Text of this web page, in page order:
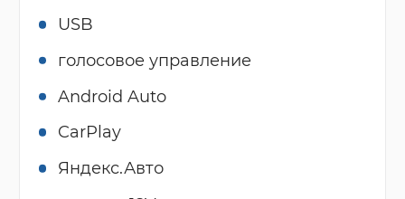
USB
голосовое управление
Android Auto
CarPlay
Яндекс.Авто